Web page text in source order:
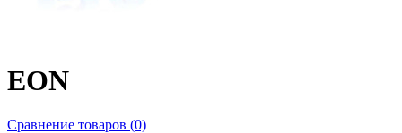
EON
Сравнение товаров (0)